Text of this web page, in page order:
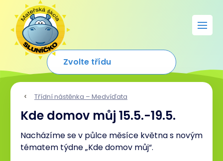
Třídní nástěnka – Medvíďata
Kde domov můj 15.5.-19.5.
Nacházíme se v půlce měsíce května s novým
tématem týdne „Kde domov můj“.